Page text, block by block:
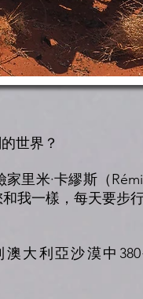
世界？
里米·卡繆斯（
我一樣，每天要步
大利亞沙漠中